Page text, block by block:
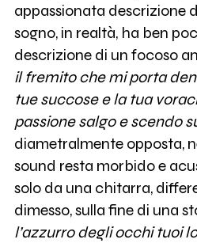
appassionata descrizione
sogno, in realtà, ha ben
descrizione di un focoso
il fremito che mi porta
tue succose e la tua
passione salgo e scendo
diametralmente opposta,
sound resta morbido e
solo da una chitarra,
dimesso, sulla fine di una
l’azzurro degli occhi tuoi